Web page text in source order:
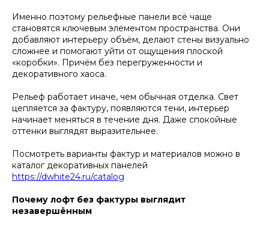
Именно поэтому рельефные панели всё чаще
становятся ключевым элементом пространства. Они
добавляют интерьеру объём, делают стены визуально
сложнее и помогают уйти от ощущения плоской
«коробки». Причём без перегруженности и
декоративного хаоса.
Рельеф работает иначе, чем обычная отделка. Свет
цепляется за фактуру, появляются тени, интерьер
начинает меняться в течение дня. Даже спокойные
оттенки выглядят выразительнее.
Посмотреть варианты фактур и материалов можно в
каталог декоративных панелей
https://dwhite24.ru/catalog
Почему лофт без фактуры выглядит
незавершённым